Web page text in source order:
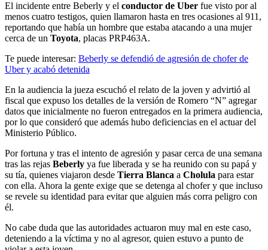
El incidente entre Beberly y el conductor de Uber fue visto por al
menos cuatro testigos, quien llamaron hasta en tres ocasiones al 911,
reportando que había un hombre que estaba atacando a una mujer
cerca de un Toyota, placas PRP463A.
Te puede interesar: Beberly se defendió de agresión de chofer de
Uber y acabó detenida
En la audiencia la jueza escuchó el relato de la joven y advirtió al
fiscal que expuso los detalles de la versión de Romero “N” agregar
datos que inicialmente no fueron entregados en la primera audiencia,
por lo que consideró que además hubo deficiencias en el actuar del
Ministerio Público.
Por fortuna y tras el intento de agresión y pasar cerca de una semana
tras las rejas Beberly ya fue liberada y se ha reunido con su papá y
su tía, quienes viajaron desde Tierra Blanca a Cholula para estar
con ella. Ahora la gente exige que se detenga al chofer y que incluso
se revele su identidad para evitar que alguien más corra peligro con
él.
No cabe duda que las autoridades actuaron muy mal en este caso,
deteniendo a la víctima y no al agresor, quien estuvo a punto de